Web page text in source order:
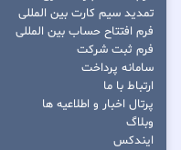
تمدید سیم کارت بین المللی
فرم افتتاح حساب بین المللی
فرم ثبت شرکت
سامانه پرداخت
ارتباط با ما
پرتال اخبار و اطلاعیه ها
وبلاگ
ایندکس